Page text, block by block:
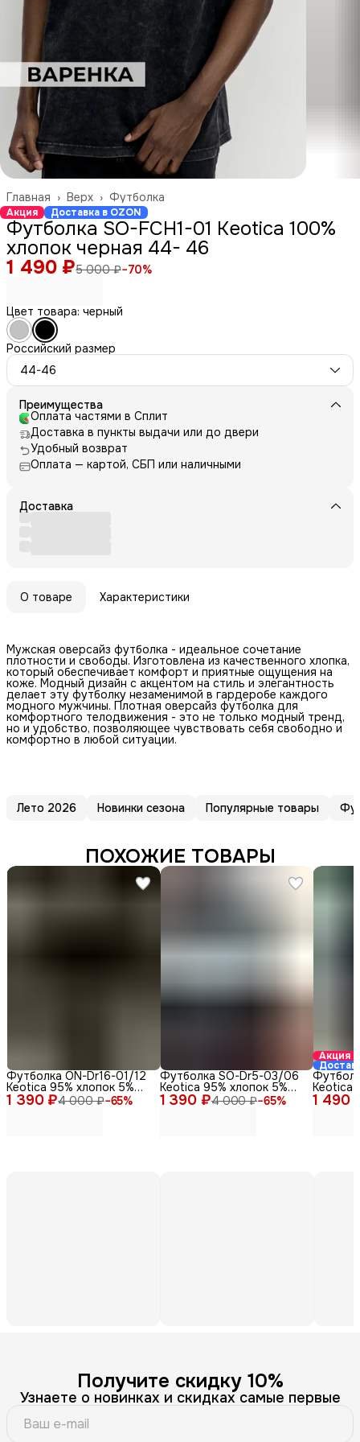
Футболка
Верх ›
Главная ›
Акция Доставка в OZON
Футболка SO-FCH1-01 Keotica 100%
хлопок черная 44- 46
1 490 ₽5 000 ₽−70%
Цвет товара: черный
Российский размер
44-46
Преимущества
Оплата частями в Сплит
Доставка в пункты выдачи или до двери
Удобный возврат
Оплата — картой, СБП или наличными
Доставка
О товаре Характеристики
Мужская оверсайз футболка - идеальное сочетание
плотности и свободы. Изготовлена из качественного хлопка,
который обеспечивает комфорт и приятные ощущения на
коже. Модный дизайн с акцентом на стиль и элегантность
делает эту футболку незаменимой в гардеробе каждого
модного мужчины. Плотная оверсайз футболка для
комфортного телодвижения - это не только модный тренд,
но и удобство, позволяющее чувствовать себя свободно и
комфортно в любой ситуации.
Лето 2026 Новинки сезона Популярные товары
ПОХОЖИЕ ТОВАРЫ
1 390 ₽4 000 ₽−65%
Футболка ON-Dr16-01/12
Keotica 95% хлопок 5%
лайкра черная 58 1 390 ₽4 000 ₽−65%
Футболка SO-Dr5-03/06
Keotica 95% хлопок 5%
лайкра, серая 46
Акция
1 490
Keotica
60-62
Получите скидку 10%
Узнаете о новинках и скидках самые первые